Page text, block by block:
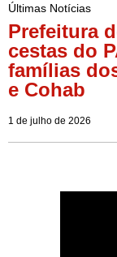
Últimas Notícias
Prefeitura
cestas do
famílias
e Cohab
1 de julho de 2026